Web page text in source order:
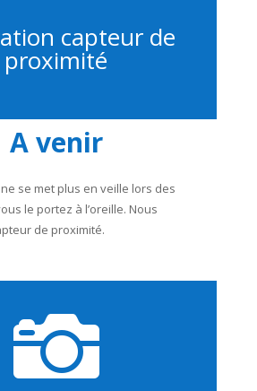
capteur de
proximité
A venir
se met plus en veille lors des
le portez à l’oreille. Nous
de proximité.
